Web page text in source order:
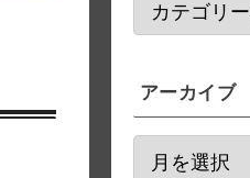
アーカイブ